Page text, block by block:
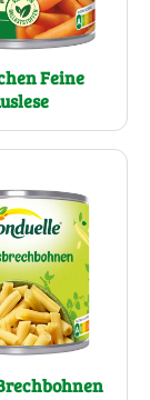
Feine